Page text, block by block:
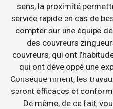
sens, la proximité
service rapide en cas de
compter sur une équipe
des couvreurs
couvreurs, qui ont
qui ont développé une
Conséquemment, les
seront efficaces et
De même, de ce fait,